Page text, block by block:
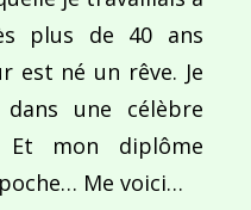
plus de 40 ans
est né un rêve. Je
une célèbre
Et mon diplôme
Me voici…